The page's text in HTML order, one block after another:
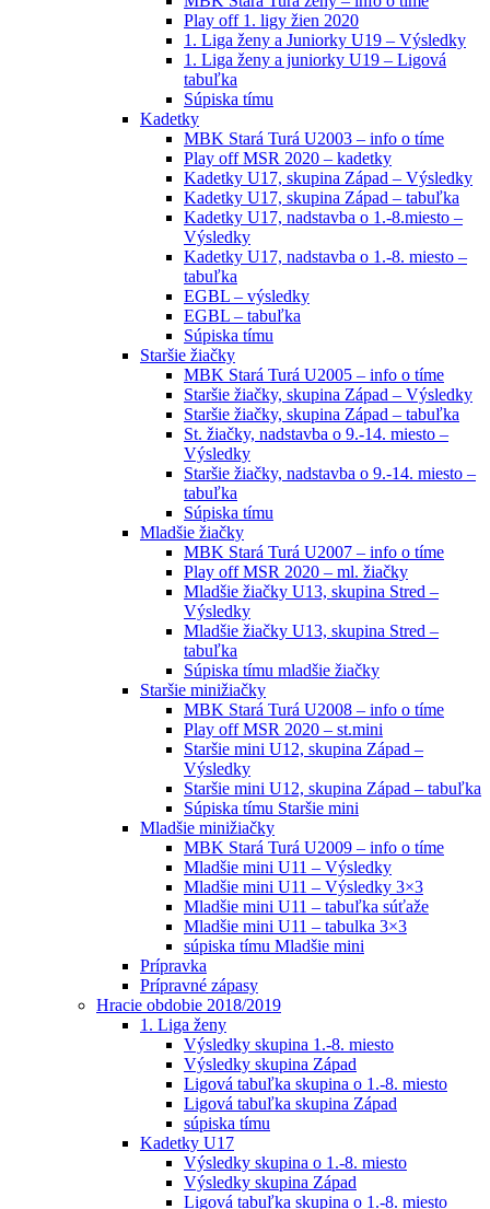
Play off 1. ligy žien 2020
1. Liga ženy a Juniorky U19 – Výsledky
1. Liga ženy a juniorky U19 – Ligová
tabuľka
Súpiska tímu
Kadetky
MBK Stará Turá U2003 – info o tíme
Play off MSR 2020 – kadetky
Kadetky U17, skupina Západ – Výsledky
Kadetky U17, skupina Západ – tabuľka
Kadetky U17, nadstavba o 1.-8.miesto –
Výsledky
Kadetky U17, nadstavba o 1.-8. miesto –
tabuľka
EGBL – výsledky
EGBL – tabuľka
Súpiska tímu
Staršie žiačky
MBK Stará Turá U2005 – info o tíme
Staršie žiačky, skupina Západ – Výsledky
Staršie žiačky, skupina Západ – tabuľka
St. žiačky, nadstavba o 9.-14. miesto –
Výsledky
Staršie žiačky, nadstavba o 9.-14. miesto –
tabuľka
Súpiska tímu
Mladšie žiačky
MBK Stará Turá U2007 – info o tíme
Play off MSR 2020 – ml. žiačky
Mladšie žiačky U13, skupina Stred –
Výsledky
Mladšie žiačky U13, skupina Stred –
tabuľka
Súpiska tímu mladšie žiačky
Staršie minižiačky
MBK Stará Turá U2008 – info o tíme
Play off MSR 2020 – st.mini
Staršie mini U12, skupina Západ –
Výsledky
Staršie mini U12, skupina Západ – tabuľka
Súpiska tímu Staršie mini
Mladšie minižiačky
MBK Stará Turá U2009 – info o tíme
Mladšie mini U11 – Výsledky
Mladšie mini U11 – Výsledky 3×3
Mladšie mini U11 – tabuľka súťaže
Mladšie mini U11 – tabulka 3×3
súpiska tímu Mladšie mini
Prípravka
Prípravné zápasy
Hracie obdobie 2018/2019
1. Liga ženy
Výsledky skupina 1.-8. miesto
Výsledky skupina Západ
Ligová tabuľka skupina o 1.-8. miesto
Ligová tabuľka skupina Západ
súpiska tímu
Kadetky U17
Výsledky skupina o 1.-8. miesto
Výsledky skupina Západ
Ligová tabuľka skupina o 1.-8. miesto